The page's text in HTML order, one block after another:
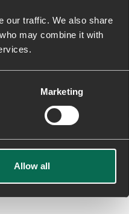
our traffic. We also share
may combine it with
Marketing
Allow all